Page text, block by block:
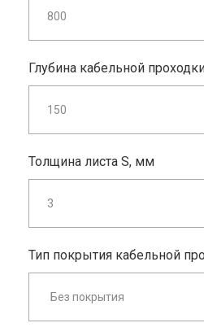
Глубина кабельной
Толщина листа S, мм
Тип покрытия кабельной